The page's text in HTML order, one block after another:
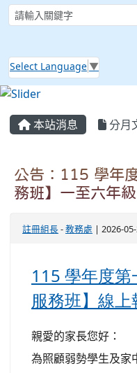
Select Language ▼
本站消息 分月
公告：115 學年
務班】一至六年
註冊組長-教務處 | 2026-
115 學年度第
服務班】線上
親愛的家長您好：
為照顧弱勢學生及家